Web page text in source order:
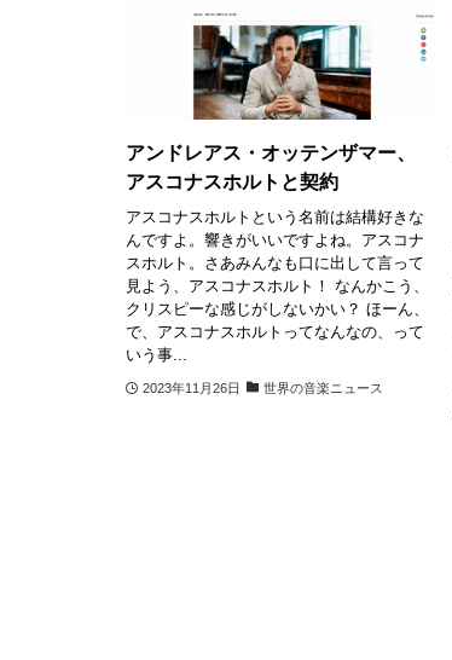
アンドレアス・オッテンザマー、
アスコナスホルトと契約
アスコナスホルトという名前は結構好きな
んですよ。響きがいいですよね。アスコナ
スホルト。さあみんなも口に出して言って
見よう、アスコナスホルト！ なんかこう、
クリスピーな感じがしないかい？ ほーん、
で、アスコナスホルトってなんなの、って
いう事...
2023年11月26日 世界の音楽ニュース